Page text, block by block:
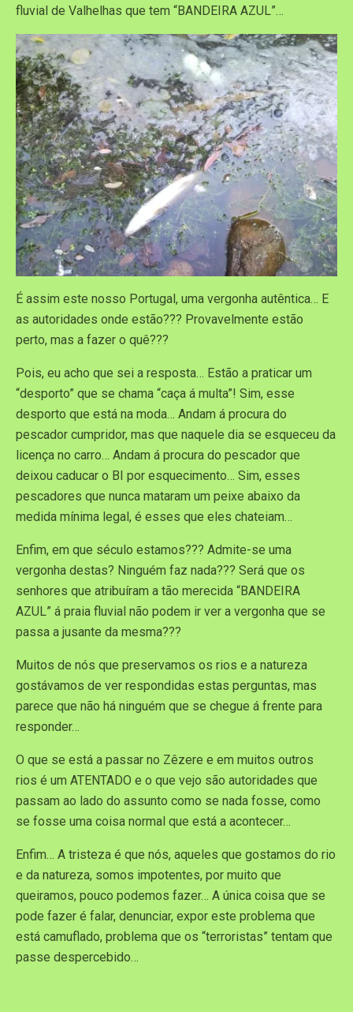
fluvial de Valhelhas que tem “BANDEIRA AZUL”…
É assim este nosso Portugal, uma vergonha autêntica… E
as autoridades onde estão??? Provavelmente estão
perto, mas a fazer o quê???
Pois, eu acho que sei a resposta… Estão a praticar um
“desporto” que se chama “caça á multa”! Sim, esse
desporto que está na moda… Andam á procura do
pescador cumpridor, mas que naquele dia se esqueceu da
licença no carro… Andam á procura do pescador que
deixou caducar o BI por esquecimento… Sim, esses
pescadores que nunca mataram um peixe abaixo da
medida mínima legal, é esses que eles chateiam…
Enfim, em que século estamos??? Admite-se uma
vergonha destas? Ninguém faz nada??? Será que os
senhores que atribuíram a tão merecida “BANDEIRA
AZUL” á praia fluvial não podem ir ver a vergonha que se
passa a jusante da mesma???
Muitos de nós que preservamos os rios e a natureza
gostávamos de ver respondidas estas perguntas, mas
parece que não há ninguém que se chegue á frente para
responder…
O que se está a passar no Zêzere e em muitos outros
rios é um ATENTADO e o que vejo são autoridades que
passam ao lado do assunto como se nada fosse, como
se fosse uma coisa normal que está a acontecer…
Enfim… A tristeza é que nós, aqueles que gostamos do rio
e da natureza, somos impotentes, por muito que
queiramos, pouco podemos fazer… A única coisa que se
pode fazer é falar, denunciar, expor este problema que
está camuflado, problema que os “terroristas” tentam que
passe despercebido…